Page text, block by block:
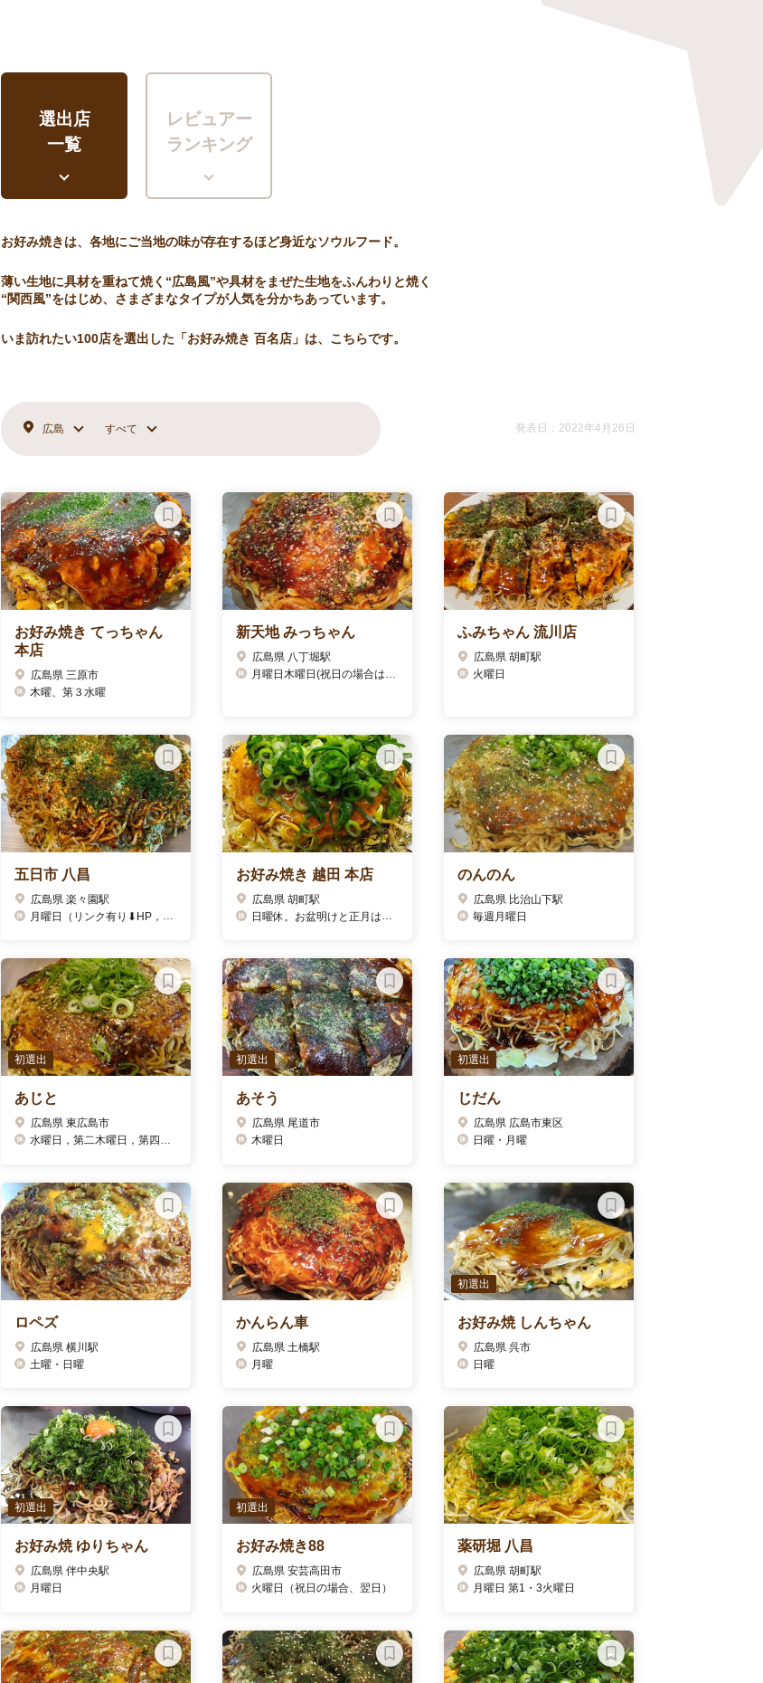
選出店
一覧
レビュアー
ランキング
お好み焼きは、各地にご当地の味が存在するほど身近なソウルフード。
薄い生地に具材を重ねて焼く“広島風”や具材をまぜた生地をふんわりと焼く
“関西風”をはじめ、さまざまなタイプが人気を分かちあっています。
いま訪れたい100店を選出した「お好み焼き 百名店」は、こちらです。
広島 すべて 発表日：2022年4月26日
お好み焼き てっちゃん
本店
広島県 三原市
木曜、第３水曜
新天地 みっちゃん
広島県 八丁堀駅
月曜日木曜日(祝日の場合は営業、翌日休)
ふみちゃん 流川店
広島県 胡町駅
火曜日
五日市 八昌
広島県 楽々園駅
月曜日（リンク有り⬇︎HP，Facebook，twitterで毎月定休日更新中)
お好み焼き 越田 本店
広島県 胡町駅
日曜休。お盆明けと正月は不定休。
のんのん
広島県 比治山下駅
毎週月曜日
初選出
あじと
広島県 東広島市
水曜日，第二木曜日，第四火曜日
初選出
あそう
広島県 尾道市
木曜日
初選出
じだん
広島県 広島市東区
日曜・月曜
ロペズ
広島県 横川駅
土曜・日曜
かんらん車
広島県 土橋駅
月曜
初選出
お好み焼 しんちゃん
広島県 呉市
日曜
初選出
お好み焼 ゆりちゃん
広島県 伴中央駅
月曜日
初選出
お好み焼き88
広島県 安芸高田市
火曜日（祝日の場合、翌日）
薬研堀 八昌
広島県 胡町駅
月曜日 第1・3火曜日